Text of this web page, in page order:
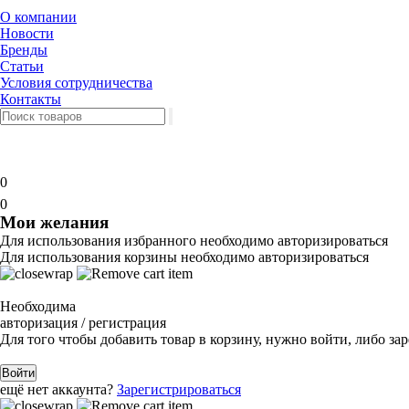
О компании
Новости
Бренды
Статьи
Условия сотрудничества
Контакты
0
0
Мои желания
Для использования избранного необходимо авторизироваться
Для использования корзины необходимо авторизироваться
Необходима
авторизация / регистрация
Для того чтобы добавить товар в корзину, нужно войти, либо
Войти
ещё нет аккаунта? Зарегистрироваться